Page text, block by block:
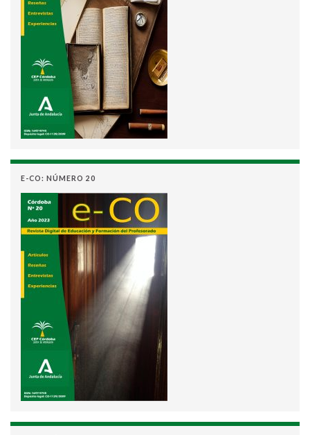
E-CO: NÚMERO 20